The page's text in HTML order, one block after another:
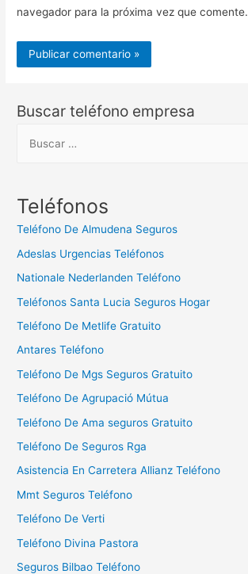
navegador para la próxima vez que comente.
Buscar teléfono empresa
c
:
Teléfonos
Teléfono De Almudena Seguros
Adeslas Urgencias Teléfonos
Nationale Nederlanden Teléfono
Teléfonos Santa Lucia Seguros Hogar
Teléfono De Metlife Gratuito
Antares Teléfono
Teléfono De Mgs Seguros Gratuito
Teléfono De Agrupació Mútua
Teléfono De Ama seguros Gratuito
Teléfono De Seguros Rga
Asistencia En Carretera Allianz Teléfono
Mmt Seguros Teléfono
Teléfono De Verti
Teléfono Divina Pastora
Seguros Bilbao Teléfono